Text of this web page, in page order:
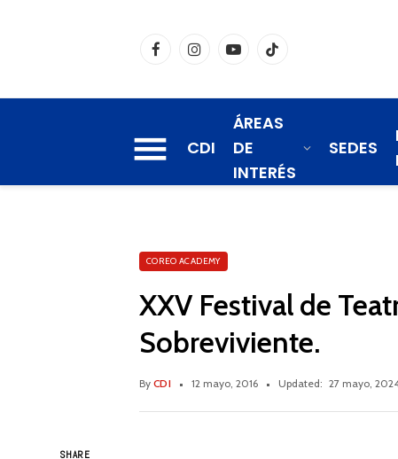
FacebookInstagramYouTubeTikTok
CDI
ÁREAS
DE
INTERÉS
SEDES
COREO ACADEMY
XXV Festival de
Sobreviviente.
By CDI 12 mayo, 2016 Updated: 27 mayo,
SHARE